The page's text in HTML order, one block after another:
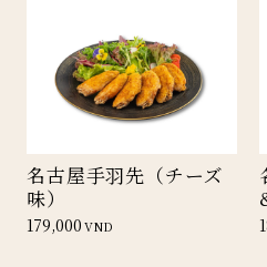
名古屋手羽先（チーズ
味）
179,000VND